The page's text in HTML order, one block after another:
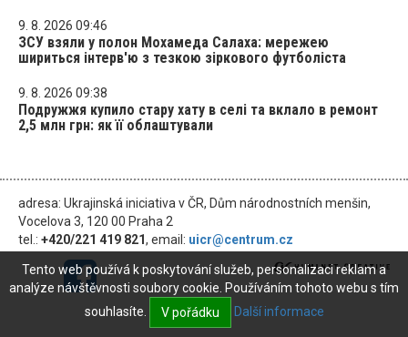
9. 8. 2026 09:46
ЗСУ взяли у полон Мохамеда Салаха: мережею
шириться інтерв'ю з тезкою зіркового футболіста
9. 8. 2026 09:38
Подружжя купило стару хату в селі та вклало в ремонт
2,5 млн грн: як її облаштували
adresa: Ukrajinská iniciativa v ČR, Dům národnostních menšin,
Vocelova 3, 120 00 Praha 2
tel.: +420/221 419 821, email: uicr@centrum.cz
© 2026
Tento web používá k poskytování služeb, personalizaci reklam a
analýze návštěvnosti soubory cookie. Používáním tohoto webu s tím
souhlasíte.
V pořádku Další informace